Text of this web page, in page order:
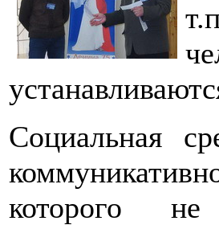
Социальная
которого не